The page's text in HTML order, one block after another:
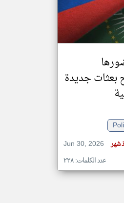
تغيير الدولة
اخبار جزر القمر على مدار الساعة
أهم اخبار جزر القمر العاجلة والمباشرة
بعثات جديدة
Jun 30, 2026
شهر
عدد الكلمات: ٢٢٨
klyoum.com